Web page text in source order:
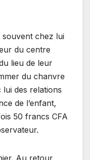
souvent chez lui
du centre
lieu de leur
du chanvre
lui des relations
de l’enfant,
50 francs CFA
Au retour